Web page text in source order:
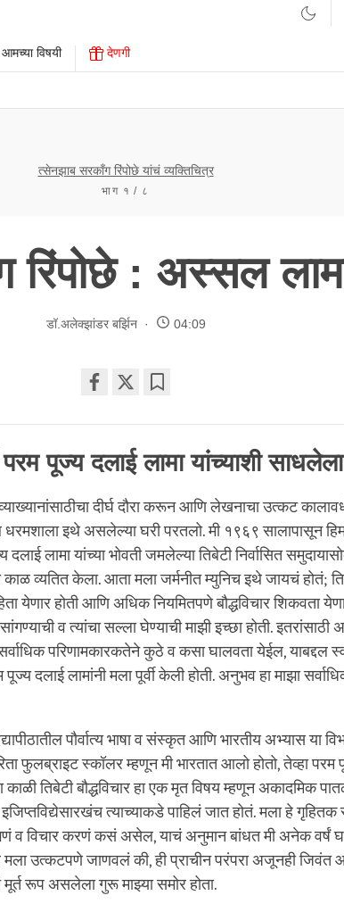
आमच्या विषयी देणगी
त्सेनझाब सरकाँग रिंपोछे यांचं व्यक्तिचित्र
भाग १ / ८
रिंपोछे : अस्सल
डॉ.अलेक्झांडर बर्झिन 04:09
on
facebook
परम पूज्य दलाई लामा यांच्याशी
दीर्घ दौरा करून आणि लेखनाचा उत्कट
इथे असलेल्या घरी परतलो. मी १९६९ सालापासून
लामा यांच्या भोवती जमलेल्या तिबेटी निर्वासित
व्यतित केला. आता मला जर्मनीत म्युनिच इथे जायचं होतं;
येणार होती आणि अधिक नियमितपणे बौद्धविचार शिकवता
व त्यांचा सल्ला घेण्याची माझी इच्छा होती. इतरांसाठी
परिणामकारकतेने कुठे व कसा घालवता येईल, याबद्दल
दलाई लामांनी मला पूर्वी केली होती. अनुभव हा माझा
पौर्वात्य भाषा व संस्कृत आणि भारतीय अभ्यास या
फुलब्राइट स्कॉलर म्हणून मी भारतात आलो होतो, तेव्हा परम
काळी तिबेटी बौद्धविचार हा एक मृत विषय म्हणून अकादमिक
त्याच्याकडे पाहिलं जात होतं. मला हे गृहितक
व विचार करणं कसं असेल, याचं अनुमान बांधत मी अनेक वर्षं
मला उत्कटपणे जाणवलं की, ही प्राचीन परंपरा अजूनही जिवंत
रूप असलेला गुरू माझ्या समोर होता.